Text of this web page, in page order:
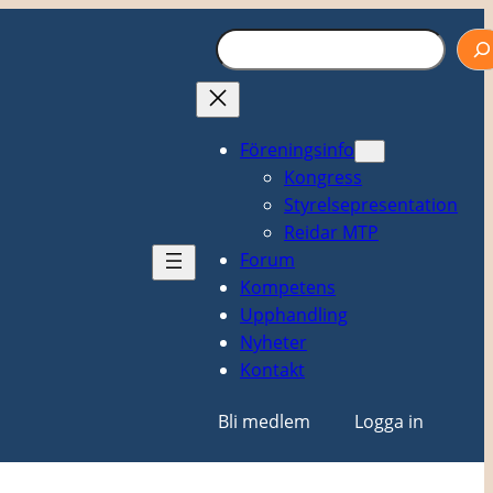
Sök
Föreningsinfo
Kongress
Styrelsepresentation
Reidar MTP
Forum
Kompetens
Upphandling
Nyheter
Kontakt
Bli medlem Logga in